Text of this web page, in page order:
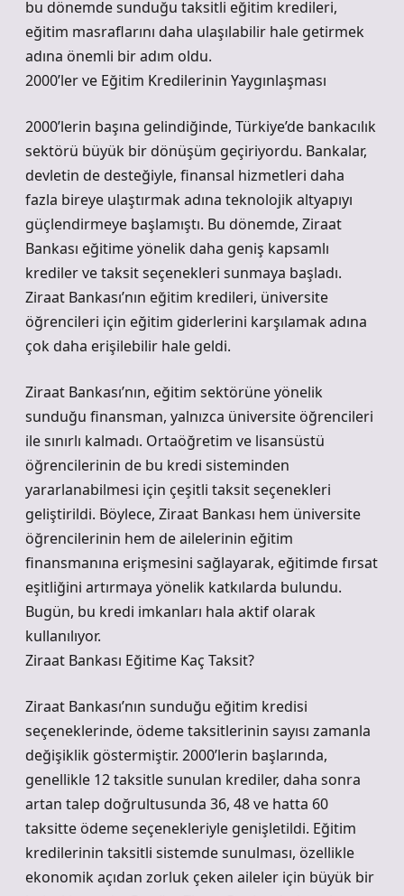
bu dönemde sunduğu taksitli eğitim kredileri,
eğitim masraflarını daha ulaşılabilir hale getirmek
adına önemli bir adım oldu.
2000’ler ve Eğitim Kredilerinin Yaygınlaşması
2000’lerin başına gelindiğinde, Türkiye’de bankacılık
sektörü büyük bir dönüşüm geçiriyordu. Bankalar,
devletin de desteğiyle, finansal hizmetleri daha
fazla bireye ulaştırmak adına teknolojik altyapıyı
güçlendirmeye başlamıştı. Bu dönemde, Ziraat
Bankası eğitime yönelik daha geniş kapsamlı
krediler ve taksit seçenekleri sunmaya başladı.
Ziraat Bankası’nın eğitim kredileri, üniversite
öğrencileri için eğitim giderlerini karşılamak adına
çok daha erişilebilir hale geldi.
Ziraat Bankası’nın, eğitim sektörüne yönelik
sunduğu finansman, yalnızca üniversite öğrencileri
ile sınırlı kalmadı. Ortaöğretim ve lisansüstü
öğrencilerinin de bu kredi sisteminden
yararlanabilmesi için çeşitli taksit seçenekleri
geliştirildi. Böylece, Ziraat Bankası hem üniversite
öğrencilerinin hem de ailelerinin eğitim
finansmanına erişmesini sağlayarak, eğitimde fırsat
eşitliğini artırmaya yönelik katkılarda bulundu.
Bugün, bu kredi imkanları hala aktif olarak
kullanılıyor.
Ziraat Bankası Eğitime Kaç Taksit?
Ziraat Bankası’nın sunduğu eğitim kredisi
seçeneklerinde, ödeme taksitlerinin sayısı zamanla
değişiklik göstermiştir. 2000’lerin başlarında,
genellikle 12 taksitle sunulan krediler, daha sonra
artan talep doğrultusunda 36, 48 ve hatta 60
taksitte ödeme seçenekleriyle genişletildi. Eğitim
kredilerinin taksitli sistemde sunulması, özellikle
ekonomik açıdan zorluk çeken aileler için büyük bir